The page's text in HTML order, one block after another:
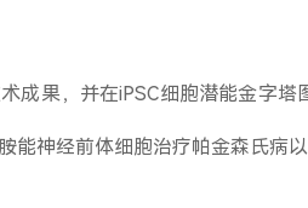
成果，并在iPSC细胞潜能金字
能神经前体细胞治疗帕金森氏病